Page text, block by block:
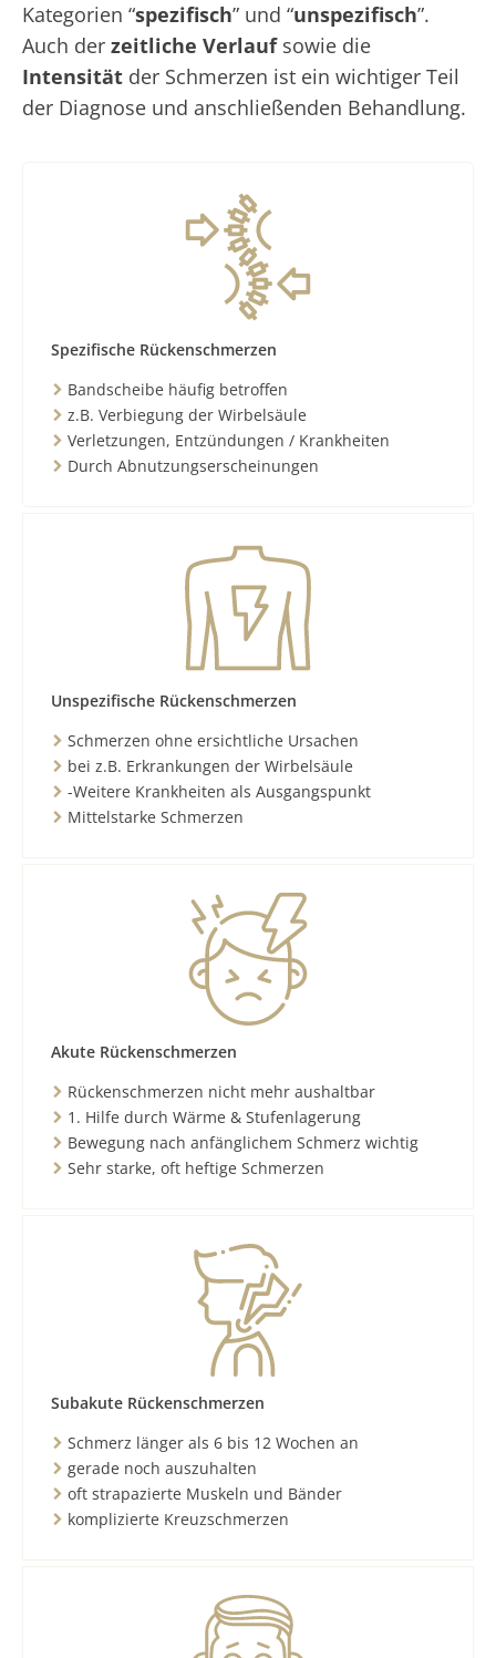
Kategorien “spezifisch” und “unspezifisch”.
Auch der zeitliche Verlauf sowie die
Intensität der Schmerzen ist ein wichtiger Teil
der Diagnose und anschließenden Behandlung.
Spezifische Rückenschmerzen
Bandscheibe häufig betroffen
z.B. Verbiegung der Wirbelsäule
Verletzungen, Entzündungen / Krankheiten
Durch Abnutzungserscheinungen
Unspezifische Rückenschmerzen
Schmerzen ohne ersichtliche Ursachen
bei z.B. Erkrankungen der Wirbelsäule
-Weitere Krankheiten als Ausgangspunkt
Mittelstarke Schmerzen
Akute Rückenschmerzen
Rückenschmerzen nicht mehr aushaltbar
1. Hilfe durch Wärme & Stufenlagerung
Bewegung nach anfänglichem Schmerz wichtig
Sehr starke, oft heftige Schmerzen
Subakute Rückenschmerzen
Schmerz länger als 6 bis 12 Wochen an
gerade noch auszuhalten
oft strapazierte Muskeln und Bänder
komplizierte Kreuzschmerzen